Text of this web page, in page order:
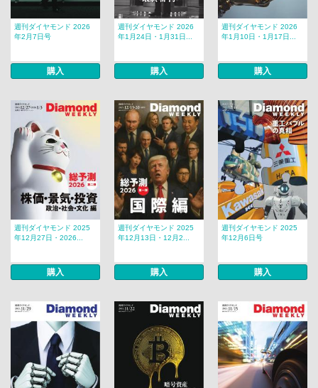
週刊ダイヤモンド 2026
年2月7日号
購入
週刊ダイヤモンド 2026
年1月24日・1月31日...
購入
週刊ダイヤモンド 2026
年1月10日・1月17日...
購入
週刊ダイヤモンド 2025
年12月27日・2026...
購入
週刊ダイヤモンド 2025
年12月13日・12月2...
購入
週刊ダイヤモンド 2025
年12月6日号
購入